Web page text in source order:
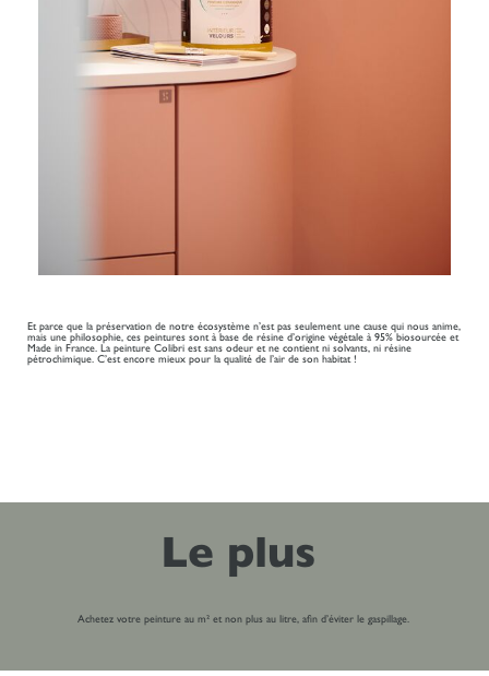
Et parce que la préservation de notre écosystème n’est pas seulement une cause qui nous anime,
mais une philosophie, ces peintures sont à base de résine d’origine végétale à 95% biosourcée et
Made in France. La peinture Colibri est sans odeur et ne contient ni solvants, ni résine
pétrochimique. C’est encore mieux pour la qualité de l’air de son habitat !
Le plus
Achetez votre peinture au m² et non plus au litre, afin d’éviter le gaspillage.